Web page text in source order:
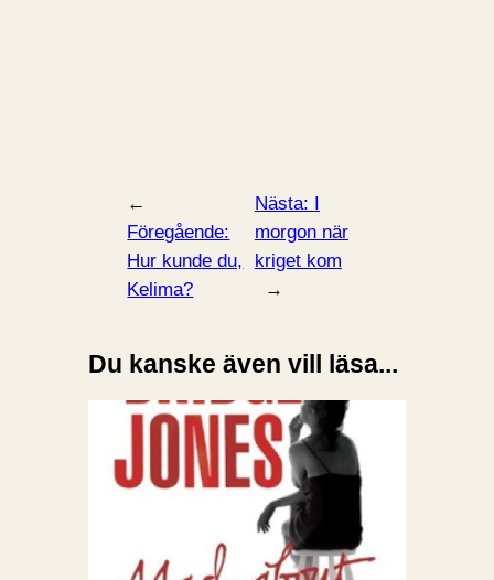
←
Föregående:
Hur kunde du,
Kelima?
Nästa: I
morgon när
kriget kom
→
Du kanske även vill läsa...